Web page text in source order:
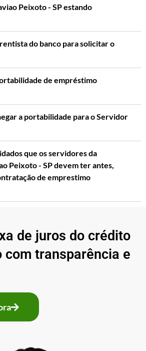
Peixoto - SP estando
do banco para solicitar o
de empréstimo
a portabilidade para o Servidor
que os servidores da
Peixoto - SP devem ter antes,
de emprestimo
de juros do crédito
com transparência e